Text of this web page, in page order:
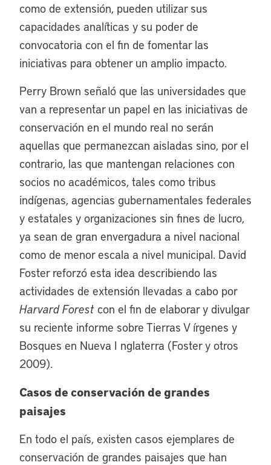
como de extensión, pueden utilizar sus
capacidades analíticas y su poder de
convocatoria con el fin de fomentar las
iniciativas para obtener un amplio impacto.
Perry Brown señaló que las universidades que
van a representar un papel en las iniciativas de
conservación en el mundo real no serán
aquellas que permanezcan aisladas sino, por el
contrario, las que mantengan relaciones con
socios no académicos, tales como tribus
indígenas, agencias gubernamentales federales
y estatales y organizaciones sin fines de lucro,
ya sean de gran envergadura a nivel nacional
como de menor escala a nivel municipal. David
Foster reforzó esta idea describiendo las
actividades de extensión llevadas a cabo por
Harvard Forest con el fin de elaborar y divulgar
su reciente informe sobre Tierras V írgenes y
Bosques en Nueva I nglaterra (Foster y otros
2009).
Casos de conservación de grandes
paisajes
En todo el país, existen casos ejemplares de
conservación de grandes paisajes que han